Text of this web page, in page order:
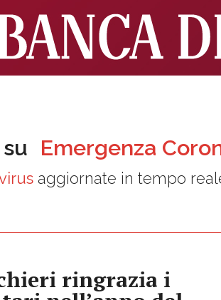
Emergenza
aggiornate in tempo
ringrazia i